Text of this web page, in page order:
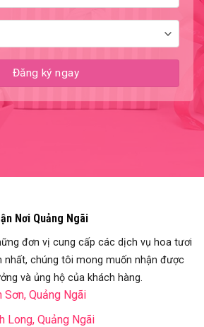
Nơi Quảng Ngãi
đơn vị cung cấp các dịch vụ hoa tươi
nhất, chúng tôi mong muốn nhận được
và ủng hộ của khách hàng.
Quảng Ngãi
Long, Quảng Ngãi